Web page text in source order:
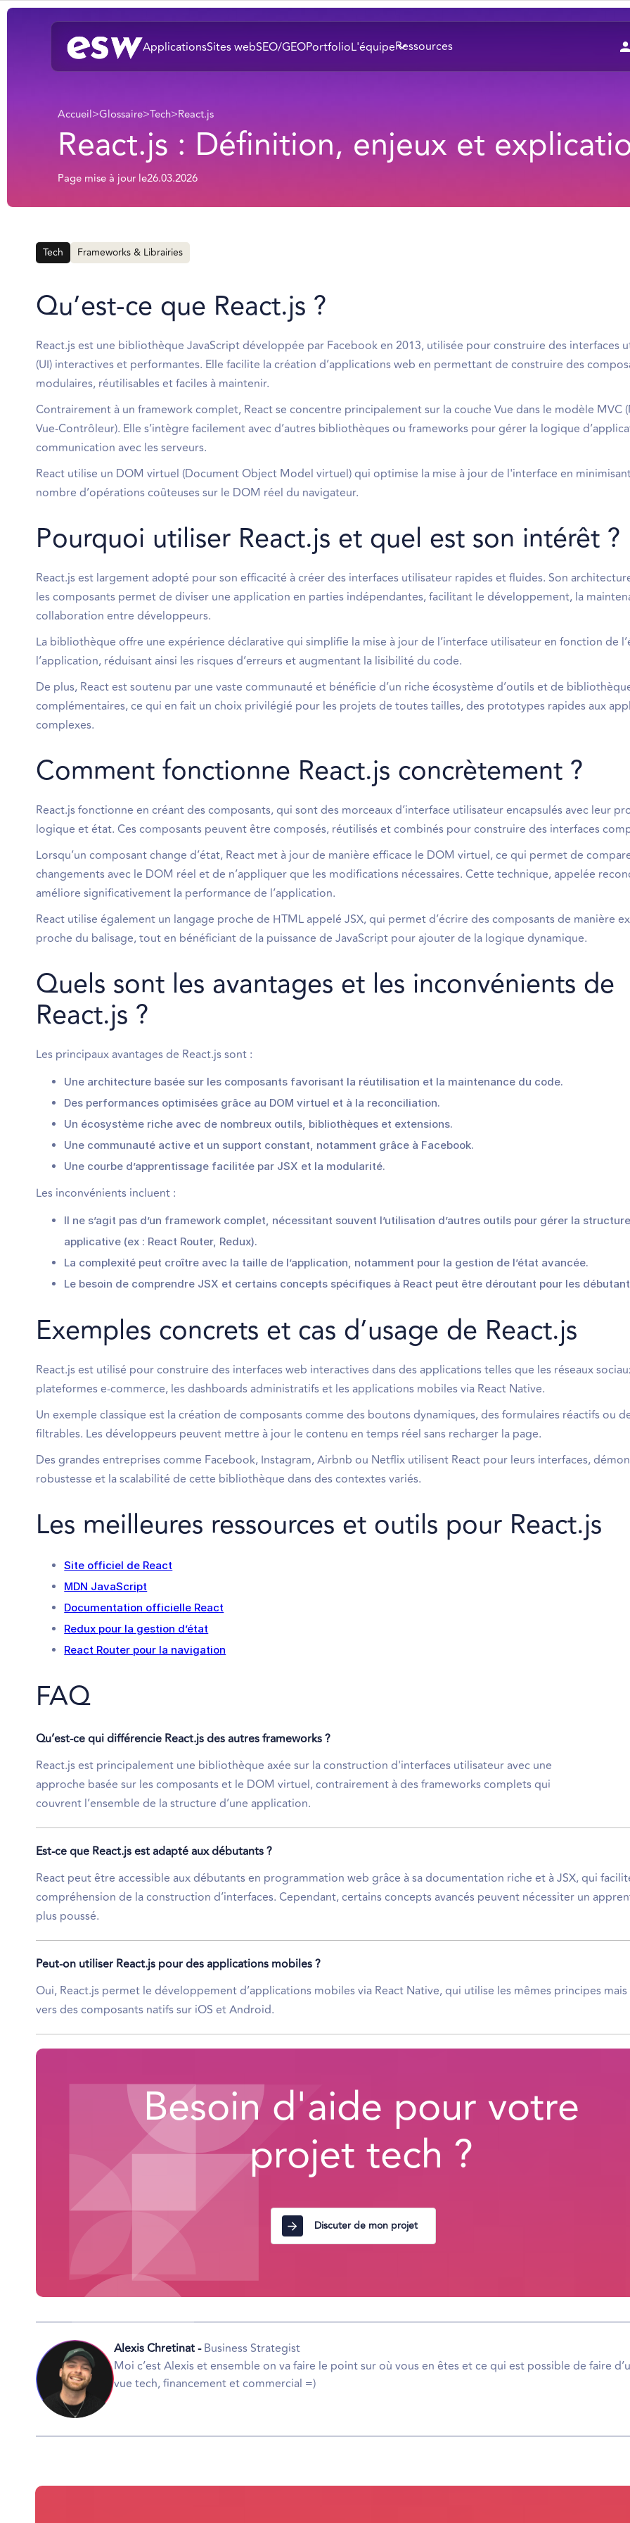
ApplicationsSites webSEO/GEOPortfolioL'équipeRessources
Accueil>Glossaire>Tech>React.js
React.js : Définition, enjeux et
Page mise à jour le26.03.2026
Tech Frameworks & Librairies
Qu’est-ce que React.js ?
React.js est une bibliothèque JavaScript développée par Facebook en 2013, utilisée pour construire des interfaces
(UI) interactives et performantes. Elle facilite la création d’applications web en permettant de construire des
modulaires, réutilisables et faciles à maintenir.
Contrairement à un framework complet, React se concentre principalement sur la couche Vue dans le modèle MVC
Vue-Contrôleur). Elle s’intègre facilement avec d’autres bibliothèques ou frameworks pour gérer la logique
communication avec les serveurs.
React utilise un DOM virtuel (Document Object Model virtuel) qui optimise la mise à jour de l'interface en
nombre d’opérations coûteuses sur le DOM réel du navigateur.
Pourquoi utiliser React.js et quel est son intérêt ?
React.js est largement adopté pour son efficacité à créer des interfaces utilisateur rapides et fluides. Son
les composants permet de diviser une application en parties indépendantes, facilitant le développement, la
collaboration entre développeurs.
La bibliothèque offre une expérience déclarative qui simplifie la mise à jour de l’interface utilisateur en fonction de
l’application, réduisant ainsi les risques d’erreurs et augmentant la lisibilité du code.
De plus, React est soutenu par une vaste communauté et bénéficie d’un riche écosystème d’outils et de
complémentaires, ce qui en fait un choix privilégié pour les projets de toutes tailles, des prototypes rapides aux
complexes.
Comment fonctionne React.js concrètement ?
React.js fonctionne en créant des composants, qui sont des morceaux d’interface utilisateur encapsulés avec leur
logique et état. Ces composants peuvent être composés, réutilisés et combinés pour construire des interfaces
Lorsqu’un composant change d’état, React met à jour de manière efficace le DOM virtuel, ce qui permet de
changements avec le DOM réel et de n’appliquer que les modifications nécessaires. Cette technique, appelée
améliore significativement la performance de l’application.
React utilise également un langage proche de HTML appelé JSX, qui permet d’écrire des composants de manière
proche du balisage, tout en bénéficiant de la puissance de JavaScript pour ajouter de la logique dynamique.
Quels sont les avantages et les inconvénients de
React.js ?
Les principaux avantages de React.js sont :
Une architecture basée sur les composants favorisant la réutilisation et la maintenance du code.
Des performances optimisées grâce au DOM virtuel et à la reconciliation.
Un écosystème riche avec de nombreux outils, bibliothèques et extensions.
Une communauté active et un support constant, notamment grâce à Facebook.
Une courbe d’apprentissage facilitée par JSX et la modularité.
Les inconvénients incluent :
Il ne s’agit pas d’un framework complet, nécessitant souvent l’utilisation d’autres outils pour gérer la
applicative (ex : React Router, Redux).
La complexité peut croître avec la taille de l’application, notamment pour la gestion de l’état avancée.
Le besoin de comprendre JSX et certains concepts spécifiques à React peut être déroutant pour les
Exemples concrets et cas d’usage de React.js
React.js est utilisé pour construire des interfaces web interactives dans des applications telles que les réseaux
plateformes e-commerce, les dashboards administratifs et les applications mobiles via React Native.
Un exemple classique est la création de composants comme des boutons dynamiques, des formulaires réactifs ou
filtrables. Les développeurs peuvent mettre à jour le contenu en temps réel sans recharger la page.
Des grandes entreprises comme Facebook, Instagram, Airbnb ou Netflix utilisent React pour leurs interfaces,
robustesse et la scalabilité de cette bibliothèque dans des contextes variés.
Les meilleures ressources et outils pour React.js
Site officiel de React
MDN JavaScript
Documentation officielle React
Redux pour la gestion d’état
React Router pour la navigation
FAQ
Qu’est-ce qui différencie React.js des autres frameworks ?
React.js est principalement une bibliothèque axée sur la construction d'interfaces utilisateur avec une
approche basée sur les composants et le DOM virtuel, contrairement à des frameworks complets qui
couvrent l’ensemble de la structure d’une application.
Est-ce que React.js est adapté aux débutants ?
React peut être accessible aux débutants en programmation web grâce à sa documentation riche et à JSX, qui
compréhension de la construction d’interfaces. Cependant, certains concepts avancés peuvent nécessiter un
plus poussé.
Peut-on utiliser React.js pour des applications mobiles ?
Oui, React.js permet le développement d’applications mobiles via React Native, qui utilise les mêmes principes
vers des composants natifs sur iOS et Android.
Besoin d'aide pour votre
projet tech ?
Discuter de mon projet
Alexis Chretinat -Business Strategist
Moi c’est Alexis et ensemble on va faire le point sur où vous en êtes et ce qui est possible de faire
vue tech, financement et commercial =)